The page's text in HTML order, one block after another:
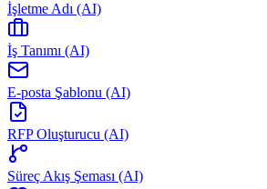
İşletme Adı (AI)
İş Tanımı (AI)
E-posta Şablonu (AI)
RFP Oluşturucu (AI)
Süreç Akış Şeması (AI)